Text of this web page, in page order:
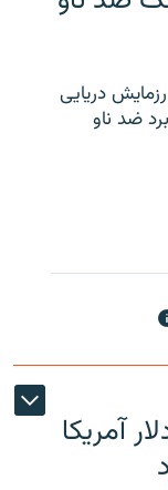
دریایی
ضد ناو
آمریکا